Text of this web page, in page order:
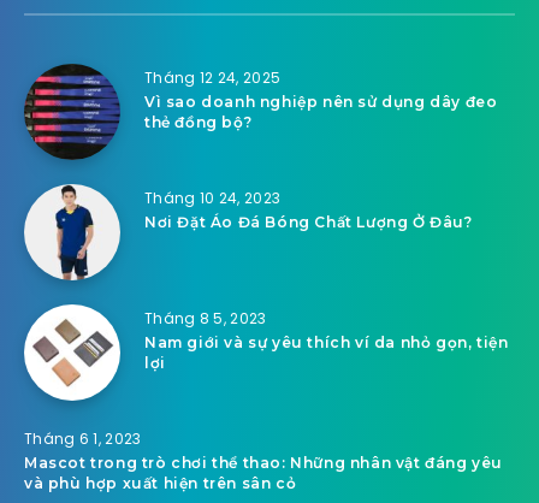
Tháng 12 24, 2025
Vì sao doanh nghiệp nên sử dụng dây đeo
thẻ đồng bộ?
Tháng 10 24, 2023
Nơi Đặt Áo Đá Bóng Chất Lượng Ở Đâu?
Tháng 8 5, 2023
Nam giới và sự yêu thích ví da nhỏ gọn, tiện
lợi
Tháng 6 1, 2023
Mascot trong trò chơi thể thao: Những nhân vật đáng yêu
và phù hợp xuất hiện trên sân cỏ